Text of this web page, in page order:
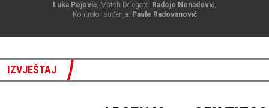
Luka Pejović, Match Delegate: Radoje Nenadović,
Kontrolor suđenja: Pavle Radovanović
IZVJEŠTAJ